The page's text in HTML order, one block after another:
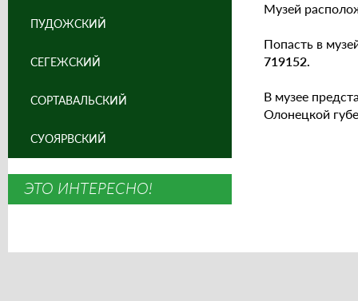
Музей
Попасть в
719152.
В музее
Олонецкой
ПУДОЖСКИЙ
СЕГЕЖСКИЙ
СОРТАВАЛЬСКИЙ
СУОЯРВСКИЙ
ЭТО ИНТЕРЕСНО!